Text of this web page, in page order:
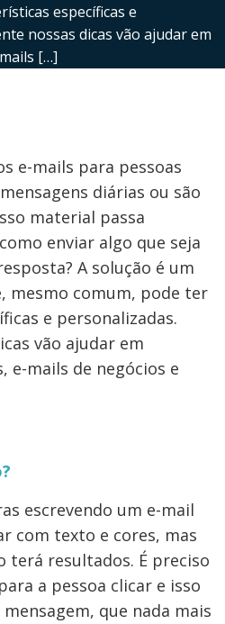
específicas e
nossas dicas vão ajudar em
[…]
e-mails para pessoas
diárias ou são
material passa
enviar algo que seja
A solução é um
mesmo comum, pode ter
e personalizadas.
vão ajudar em
e-mails de negócios e
escrevendo um e-mail
com texto e cores, mas
terá resultados. É preciso
a pessoa clicar e isso
que nada mais